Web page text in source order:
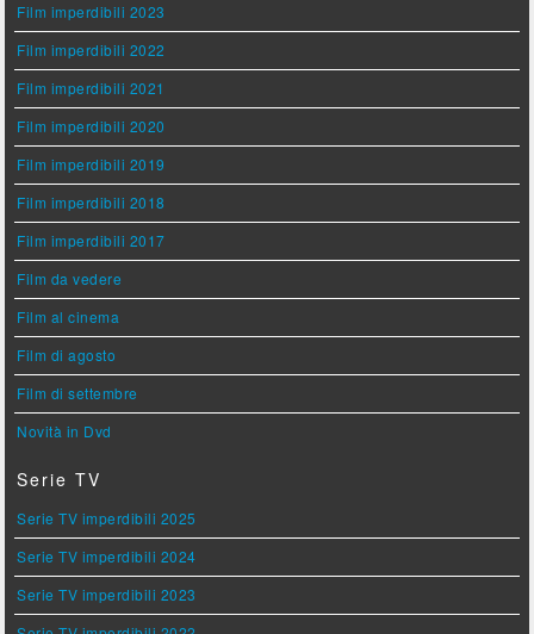
Film imperdibili 2023
Film imperdibili 2022
Film imperdibili 2021
Film imperdibili 2020
Film imperdibili 2019
Film imperdibili 2018
Film imperdibili 2017
Film da vedere
Film al cinema
Film di agosto
Film di settembre
Novità in Dvd
Serie TV
Serie TV imperdibili 2025
Serie TV imperdibili 2024
Serie TV imperdibili 2023